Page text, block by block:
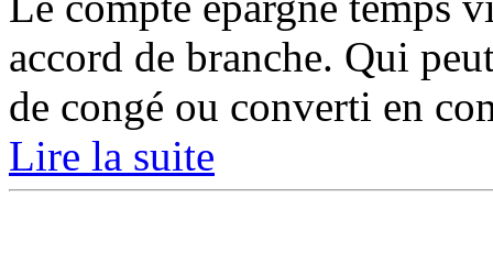
accord de branche. Qui
de congé ou converti en
Lire la suite